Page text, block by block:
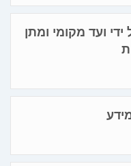
ועד מקומי ומתן